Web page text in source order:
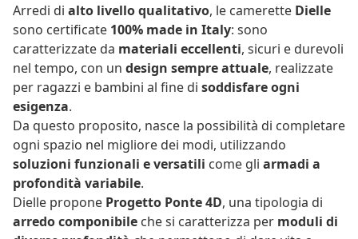
Arredi di alto livello qualitativo, le camerette Dielle
sono certificate 100% made in Italy: sono
caratterizzate da materiali eccellenti, sicuri e durevoli
nel tempo, con un design sempre attuale, realizzate
per ragazzi e bambini al fine di soddisfare ogni
esigenza.
Da questo proposito, nasce la possibilità di completare
ogni spazio nel migliore dei modi, utilizzando
soluzioni funzionali e versatili come gli armadi a
profondità variabile.
Dielle propone Progetto Ponte 4D, una tipologia di
arredo componibile che si caratterizza per moduli di